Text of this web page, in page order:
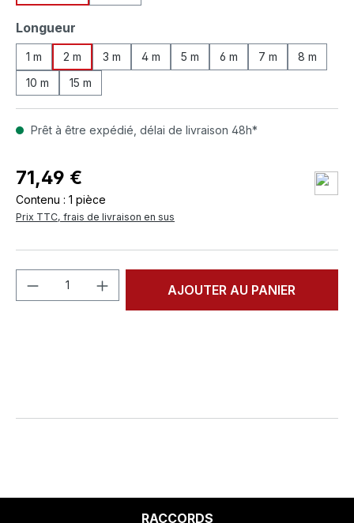
Sélectionnez
Longueur
1 m 2 m 3 m 4 m 5 m 6 m 7 m
8 m
10 m
15 m
Prêt à être expédié, délai de livraison 48h*
71,49 €
Contenu : 1 pièce
Prix TTC, frais de livraison en sus
Quantité de produit : Entrez la
AJOUTER AU PANIER
RACCORDS